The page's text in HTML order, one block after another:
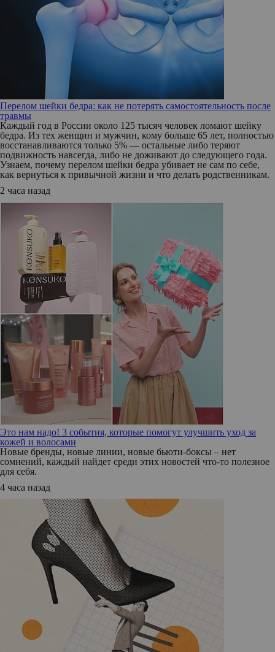
Перелом шейки бедра: как не потерять самостоятельность после
травмы
Каждый год в России около 125 тысяч человек ломают шейку
бедра. Из тех женщин и мужчин, кому больше 65 лет, полностью
восстанавливаются только 5% — остальные либо теряют
подвижность навсегда, либо не доживают до следующего года.
Узнаем, почему перелом шейки бедра убивает не сам по себе,
как вернуться к привычной жизни и что делать родственникам.
2 часа назад
Это нам надо! 3 события, которые помогут улучшить уход за
кожей и волосами
Новые бренды, новые линии, новые бьюти-боксы – нет
сомнений, каждый найдет среди этих новостей что-то полезное
для себя.
4 часа назад